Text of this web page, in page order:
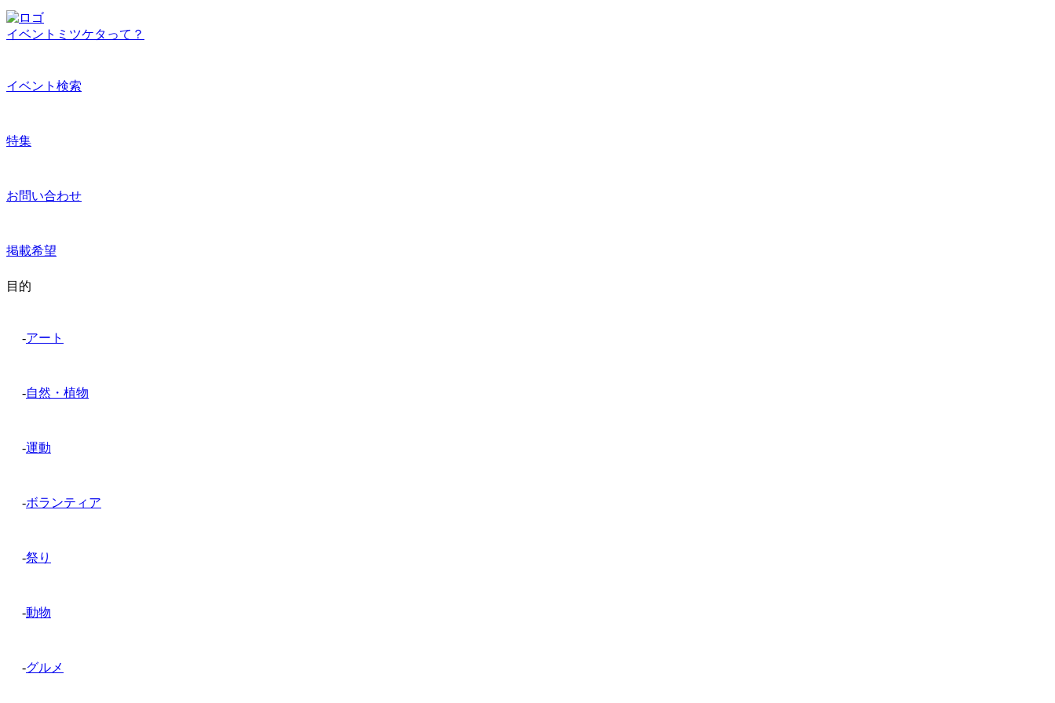
イベントミツケタって？
イベント検索
特集
お問い合わせ
掲載希望
目的
-アート
-自然・植物
-運動
-ボランティア
-祭り
-動物
-グルメ